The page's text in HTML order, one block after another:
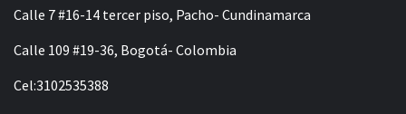
Calle 7 #16-14 tercer piso, Pacho- Cundinamarca
Calle 109 #19-36, Bogotá- Colombia
Cel:3102535388